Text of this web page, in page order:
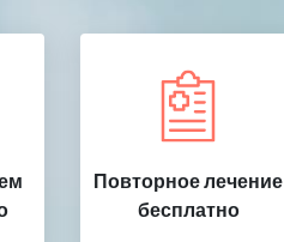
Повторное лечение
бесплатно